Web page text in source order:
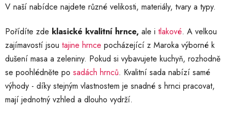
V naší nabídce najdete různé velikosti, materiály, tvary a typy.
Pořídíte zde klasické kvalitní hrnce, ale i tlakové. A velkou
zajímavostí jsou tajine hrnce pocházející z Maroka výborné k
dušení masa a zeleniny. Pokud si vybavujete kuchyň, rozhodně
se poohlédněte po sadách hrnců. Kvalitní sada nabízí samé
výhody - díky stejným vlastnostem je snadné s hrnci pracovat,
mají jednotný vzhled a dlouho vydrží.